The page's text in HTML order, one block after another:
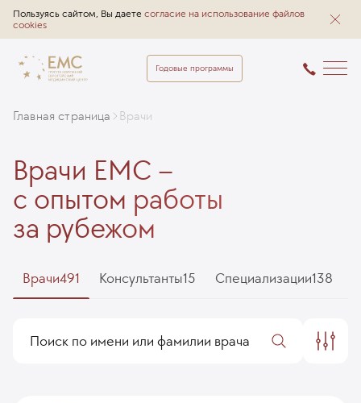
Пользуясь сайтом, Вы даете согласие на использование файлов
cookies
Годовые программы
Главная страница Врачи
Врачи EMC –
с опытом работы
за рубежом
Врачи491 Консультанты15 Специализации138